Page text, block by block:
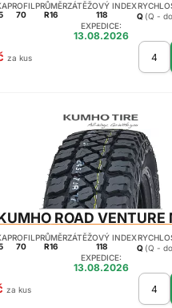
PROFIL
70
PRŮMĚR
R16
ZÁTĚŽOVÝ INDEX
118
Q (Q -
EXPEDICE:
13.08.2026
za kus
ROAD VENTURE
PROFIL
70
PRŮMĚR
R16
ZÁTĚŽOVÝ INDEX
118
Q (Q -
EXPEDICE:
13.08.2026
za kus